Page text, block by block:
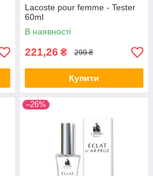
Lacoste pour femme - Tester
60ml
В наявності
221,26 ₴ 299 ₴
Купити
–26%